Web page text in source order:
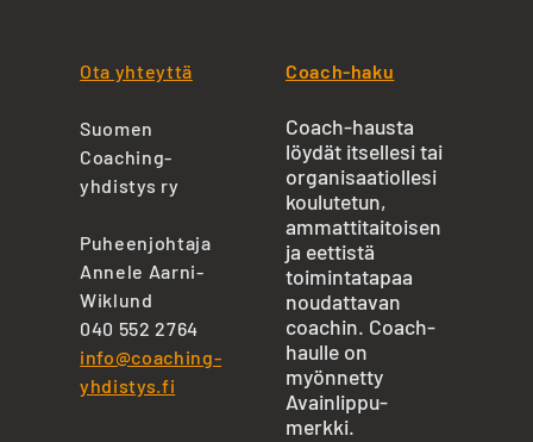
Ota yhteyttä
Suomen
Coaching-
yhdistys ry
Puheenjohtaja
Annele Aarni-
Wiklund
040 552 2764
info@coaching-
yhdistys.fi
Coach-haku
Coach-hausta
löydät itsellesi tai
organisaatiollesi
koulutetun,
ammattitaitoisen
ja eettistä
toimintatapaa
noudattavan
coachin. Coach-
haulle on
myönnetty
Avainlippu-
merkki.